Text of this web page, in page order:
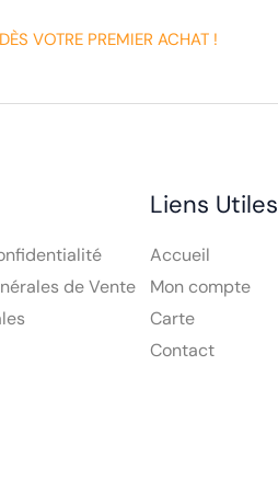
VOTRE PREMIER ACHAT !
de Vente
Liens Utiles
Accueil
Mon compte
Carte
Contact